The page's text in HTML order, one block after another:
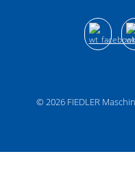
© 2026 FIEDLER